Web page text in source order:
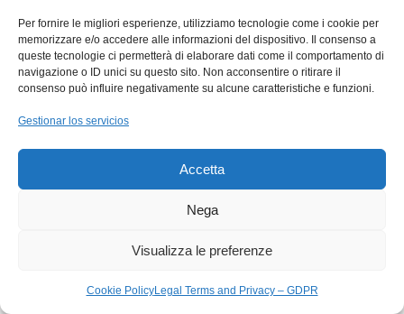
Per fornire le migliori esperienze, utilizziamo tecnologie come i cookie per
memorizzare e/o accedere alle informazioni del dispositivo. Il consenso a
queste tecnologie ci permetterà di elaborare dati come il comportamento di
navigazione o ID unici su questo sito. Non acconsentire o ritirare il
consenso può influire negativamente su alcune caratteristiche e funzioni.
Gestionar los servicios
Accetta
Nega
Visualizza le preferenze
Cookie PolicyLegal Terms and Privacy – GDPR
COD.FISC. E P.I.V.A –IT03217300247
Copyright © 2026 BMB Packaging